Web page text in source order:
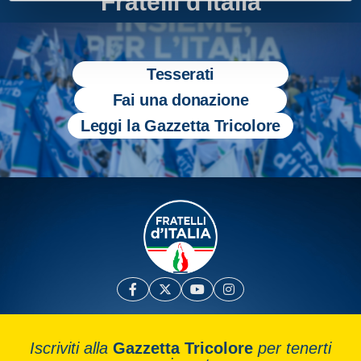
Tesserati
Fai una donazione
Leggi la Gazzetta Tricolore
Iscriviti alla Gazzetta Tricolore per tenerti